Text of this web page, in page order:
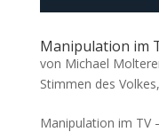
Manipulation im
von Michael
Stimmen des Volkes,
Manipulation im